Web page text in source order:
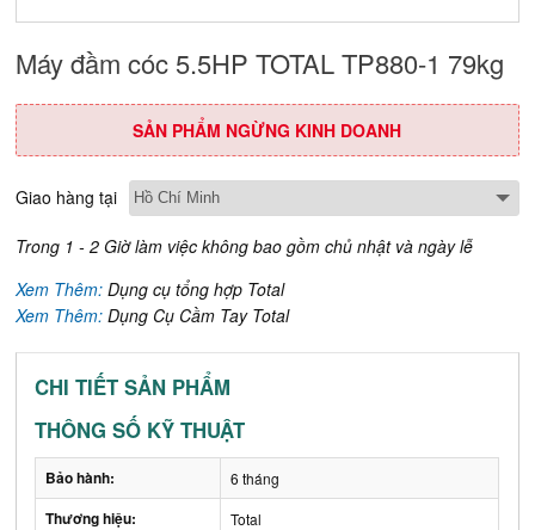
Máy đầm cóc 5.5HP TOTAL TP880-1 79kg
SẢN PHẨM NGỪNG KINH DOANH
Giao hàng tại
Trong 1 - 2 Giờ làm việc không bao gồm chủ nhật và ngày lễ
Xem Thêm:Dụng cụ tổng hợp Total
Xem Thêm:Dụng Cụ Cầm Tay Total
CHI TIẾT SẢN PHẨM
THÔNG SỐ KỸ THUẬT
Bảo hành: 6 tháng
Thương hiệu: Total